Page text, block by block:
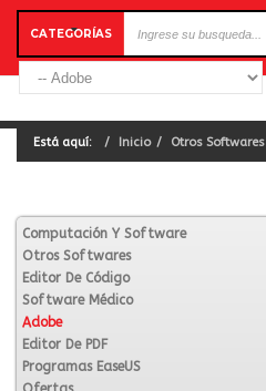
CATEGORÍAS
Está aquí: Inicio Otros Softwares
Computación Y Software
Otros Softwares
Editor De Código
Software Médico
Adobe
Editor De PDF
Programas EaseUS